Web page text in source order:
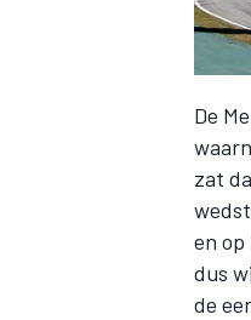
De
zat
en
dus
de